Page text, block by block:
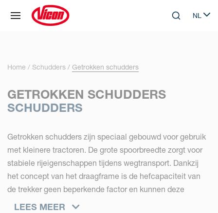
Skip to main contentSearchNL
Select
Home Schudders Getrokken schudders
GETROKKEN SCHUDDERS
SCHUDDERS
Getrokken schudders zijn speciaal gebouwd voor gebruik
met kleinere tractoren. De grote spoorbreedte zorgt voor
stabiele rijeigenschappen tijdens wegtransport. Dankzij
het concept van het draagframe is de hefcapaciteit van
de trekker geen beperkende factor en kunnen deze
schudders zelfs met kleinere trekkers worden gebruikt.
LEES MEER
Cookies beheer paneel